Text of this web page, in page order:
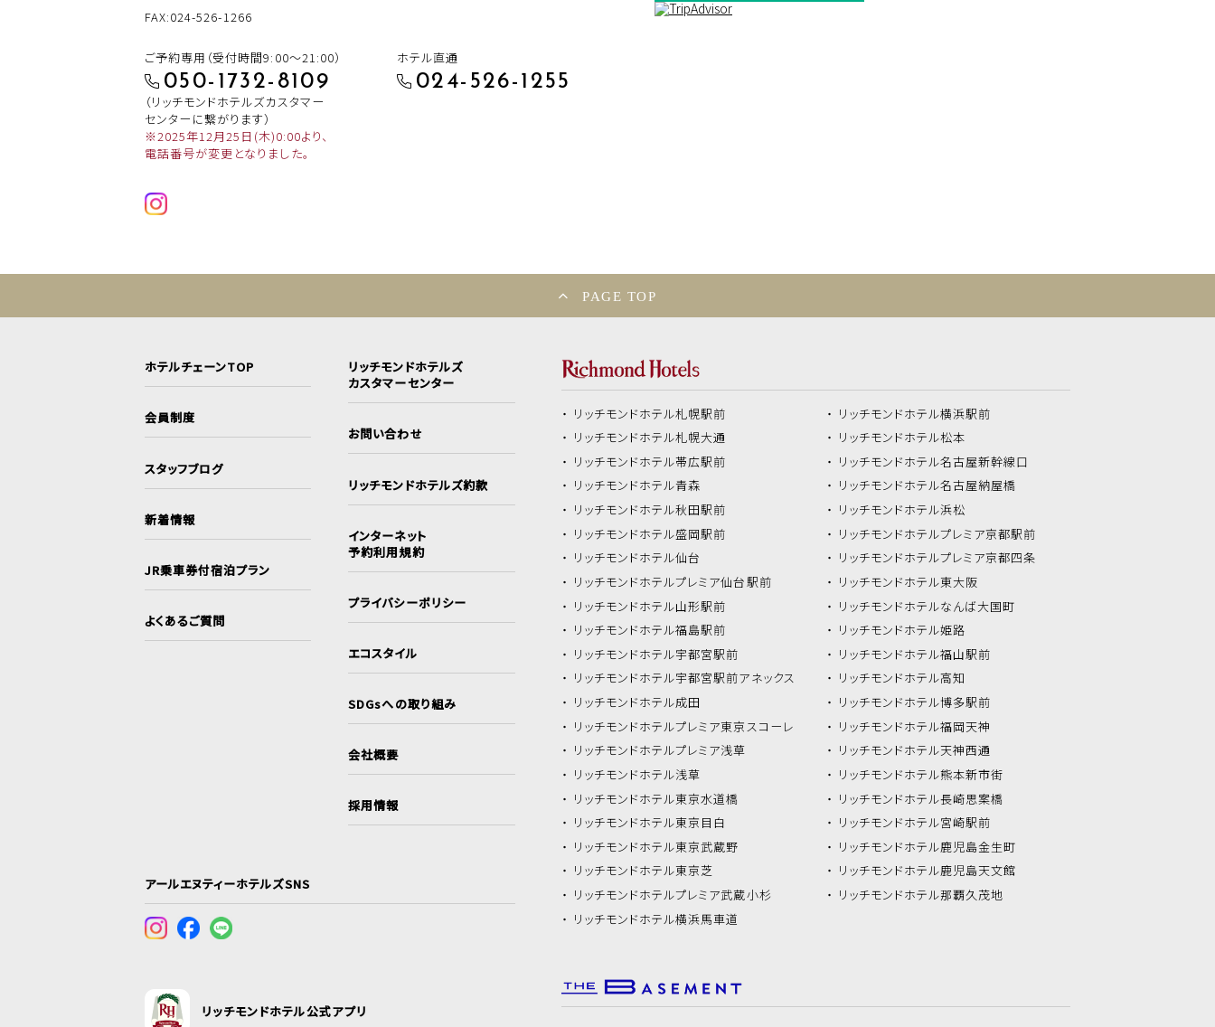
FAX:024-526-1266
ご予約専用（受付時間9:00～21:00）
050-1732-8109
（リッチモンドホテルズカスタマー
センターに繋がります）
※2025年12月25日(木)0:00より、
電話番号が変更となりました。
ホテル直通
024-526-1255
PAGE TOP
ホテルチェーンTOP
会員制度
スタッフブログ
新着情報
JR乗車券付宿泊プラン
よくあるご質問
リッチモンドホテルズ
カスタマーセンター
お問い合わせ
リッチモンドホテルズ約款
インターネット
予約利用規約
プライバシーポリシー
エコスタイル
SDGsへの取り組み
会社概要
採用情報
アールエヌティーホテルズSNS
リッチモンドホテル公式アプリ
リッチモンドホテル札幌駅前
リッチモンドホテル札幌大通
リッチモンドホテル帯広駅前
リッチモンドホテル青森
リッチモンドホテル秋田駅前
リッチモンドホテル盛岡駅前
リッチモンドホテル仙台
リッチモンドホテルプレミア仙台駅前
リッチモンドホテル山形駅前
リッチモンドホテル福島駅前
リッチモンドホテル宇都宮駅前
リッチモンドホテル宇都宮駅前アネックス
リッチモンドホテル成田
リッチモンドホテルプレミア東京スコーレ
リッチモンドホテルプレミア浅草
リッチモンドホテル浅草
リッチモンドホテル東京水道橋
リッチモンドホテル東京目白
リッチモンドホテル東京武蔵野
リッチモンドホテル東京芝
リッチモンドホテルプレミア武蔵小杉
リッチモンドホテル横浜馬車道
リッチモンドホテル横浜駅前
リッチモンドホテル松本
リッチモンドホテル名古屋新幹線口
リッチモンドホテル名古屋納屋橋
リッチモンドホテル浜松
リッチモンドホテルプレミア京都駅前
リッチモンドホテルプレミア京都四条
リッチモンドホテル東大阪
リッチモンドホテルなんば大国町
リッチモンドホテル姫路
リッチモンドホテル福山駅前
リッチモンドホテル高知
リッチモンドホテル博多駅前
リッチモンドホテル福岡天神
リッチモンドホテル天神西通
リッチモンドホテル熊本新市街
リッチモンドホテル長崎思案橋
リッチモンドホテル宮崎駅前
リッチモンドホテル鹿児島金生町
リッチモンドホテル鹿児島天文館
リッチモンドホテル那覇久茂地